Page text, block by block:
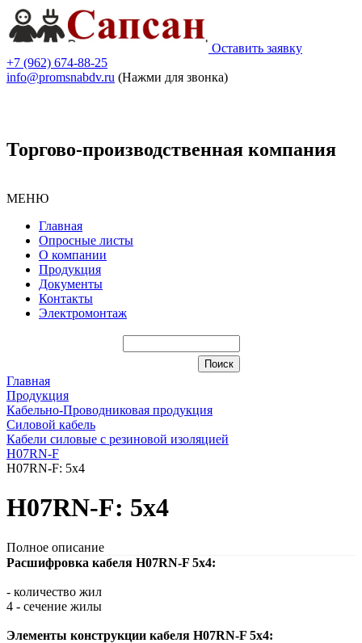
Оставить заявку
+7 (962) 674-88-25
info@promsnabdv.ru (Нажми для звонка)
Торгово-производственная компания
МЕНЮ
Главная
Опросные листы
О компании
Продукция
Документы
Контакты
Электромонтаж
Главная
Продукция
Кабельно-Проводниковая продукция
Силовой кабель
Кабели силовые с резиновой изоляцией
H07RN-F
H07RN-F: 5x4
H07RN-F: 5x4
Полное описание
Расшифровка кабеля H07RN-F 5x4:
- количество жил
4 - сечение жилы
Элементы конструкции кабеля H07RN-F 5x4: